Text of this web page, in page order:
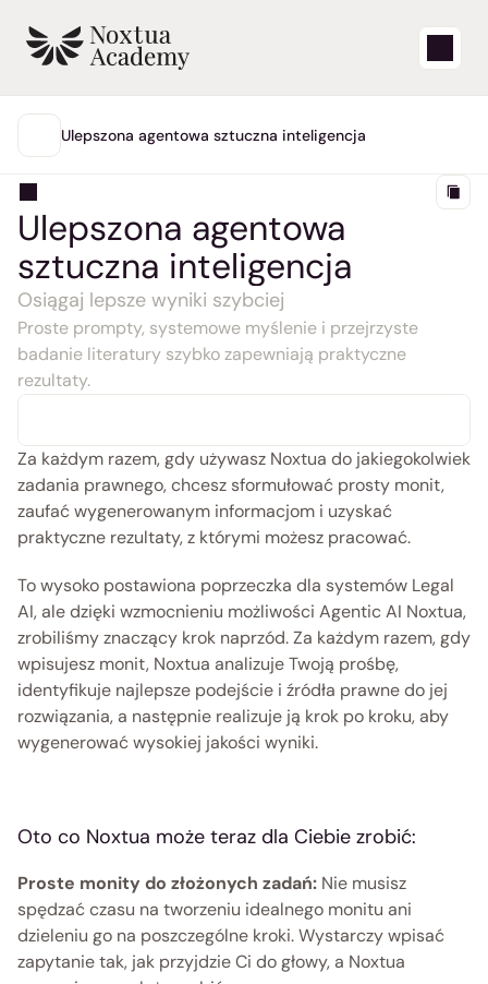
Start
GŁÓWNA
Artykuły pomocy technicznej
Blog
Aktualizacje produktów
Zaloguj się
Ulepszona agentowa sztuczna inteligencja
Ulepszona agentowa
sztuczna inteligencja
Osiągaj lepsze wyniki szybciej
Proste prompty, systemowe myślenie i przejrzyste
badanie literatury szybko zapewniają praktyczne
rezultaty.
Za każdym razem, gdy używasz Noxtua do jakiegokolwiek
zadania prawnego, chcesz sformułować prosty monit,
zaufać wygenerowanym informacjom i uzyskać
praktyczne rezultaty, z którymi możesz pracować.
To wysoko postawiona poprzeczka dla systemów Legal
AI, ale dzięki wzmocnieniu możliwości Agentic AI Noxtua,
zrobiliśmy znaczący krok naprzód. Za każdym razem, gdy
wpisujesz monit, Noxtua analizuje Twoją prośbę,
identyfikuje najlepsze podejście i źródła prawne do jej
rozwiązania, a następnie realizuje ją krok po kroku, aby
wygenerować wysokiej jakości wyniki.
Oto co Noxtua może teraz dla Ciebie zrobić:
Proste monity do złożonych zadań: Nie musisz
spędzać czasu na tworzeniu idealnego monitu ani
dzieleniu go na poszczególne kroki. Wystarczy wpisać
zapytanie tak, jak przyjdzie Ci do głowy, a Noxtua